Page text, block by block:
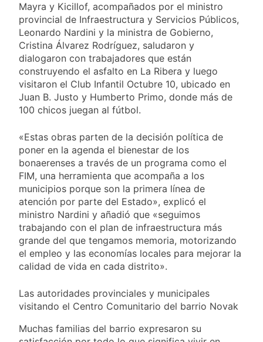
Mayra y Kicillof, acompañados por el ministro
provincial de Infraestructura y Servicios Públicos,
Leonardo Nardini y la ministra de Gobierno,
Cristina Álvarez Rodríguez, saludaron y
dialogaron con trabajadores que están
construyendo el asfalto en La Ribera y luego
visitaron el Club Infantil Octubre 10, ubicado en
Juan B. Justo y Humberto Primo, donde más de
100 chicos juegan al fútbol.
«Estas obras parten de la decisión política de
poner en la agenda el bienestar de los
bonaerenses a través de un programa como el
FIM, una herramienta que acompaña a los
municipios porque son la primera línea de
atención por parte del Estado», explicó el
ministro Nardini y añadió que «seguimos
trabajando con el plan de infraestructura más
grande del que tengamos memoria, motorizando
el empleo y las economías locales para mejorar la
calidad de vida en cada distrito».
Las autoridades provinciales y municipales
visitando el Centro Comunitario del barrio Novak
Muchas familias del barrio expresaron su